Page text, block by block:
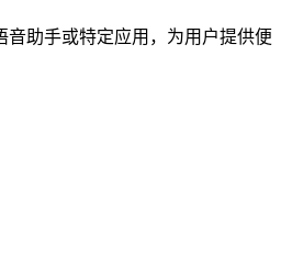
助手或特定应用，为用户提供便